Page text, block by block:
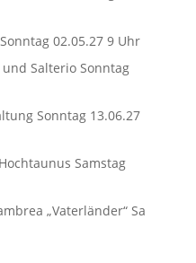
02.05.27 9 Uhr
Salterio Sonntag
Sonntag 13.06.27
Samstag
„Vaterländer“ Sa